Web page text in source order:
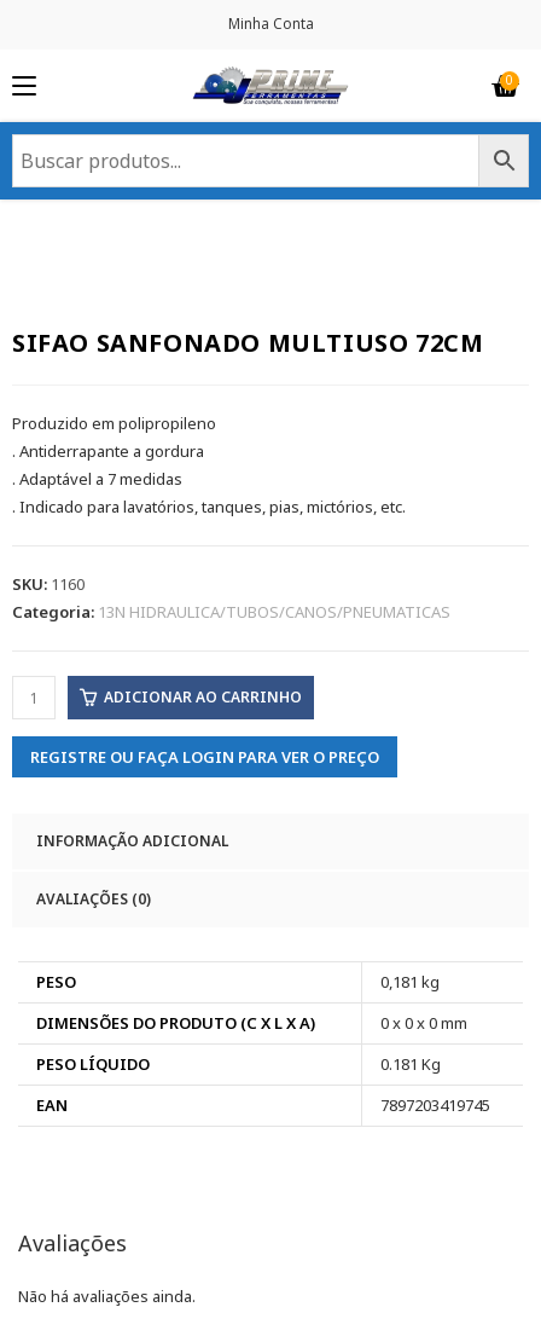
Minha Conta
SIFAO SANFONADO MULTIUSO 72CM
Produzido em polipropileno
. Antiderrapante a gordura
. Adaptável a 7 medidas
. Indicado para lavatórios, tanques, pias, mictórios, etc.
SKU: 1160
Categoria: 13N HIDRAULICA/TUBOS/CANOS/PNEUMATICAS
ADICIONAR AO CARRINHO
REGISTRE OU FAÇA LOGIN PARA VER O PREÇO
INFORMAÇÃO ADICIONAL
AVALIAÇÕES (0)
PESO
0,181 kg
DIMENSÕES DO PRODUTO (C X L X A)
0 x 0 x 0 mm
PESO LÍQUIDO
0.181 Kg
EAN
7897203419745
Avaliações
Não há avaliações ainda.